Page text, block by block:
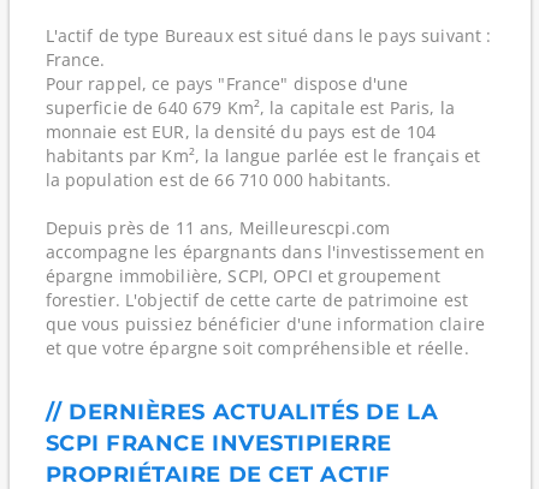
L'actif de type Bureaux est situé dans le pays suivant :
France.
Pour rappel, ce pays "France" dispose d'une
superficie de 640 679 Km², la capitale est Paris, la
monnaie est EUR, la densité du pays est de 104
habitants par Km², la langue parlée est le français et
la population est de 66 710 000 habitants.
Depuis près de 11 ans, Meilleurescpi.com
accompagne les épargnants dans l'investissement en
épargne immobilière, SCPI, OPCI et groupement
forestier. L'objectif de cette carte de patrimoine est
que vous puissiez bénéficier d'une information claire
et que votre épargne soit compréhensible et réelle.
// DERNIÈRES ACTUALITÉS DE LA
SCPI FRANCE INVESTIPIERRE
PROPRIÉTAIRE DE CET ACTIF